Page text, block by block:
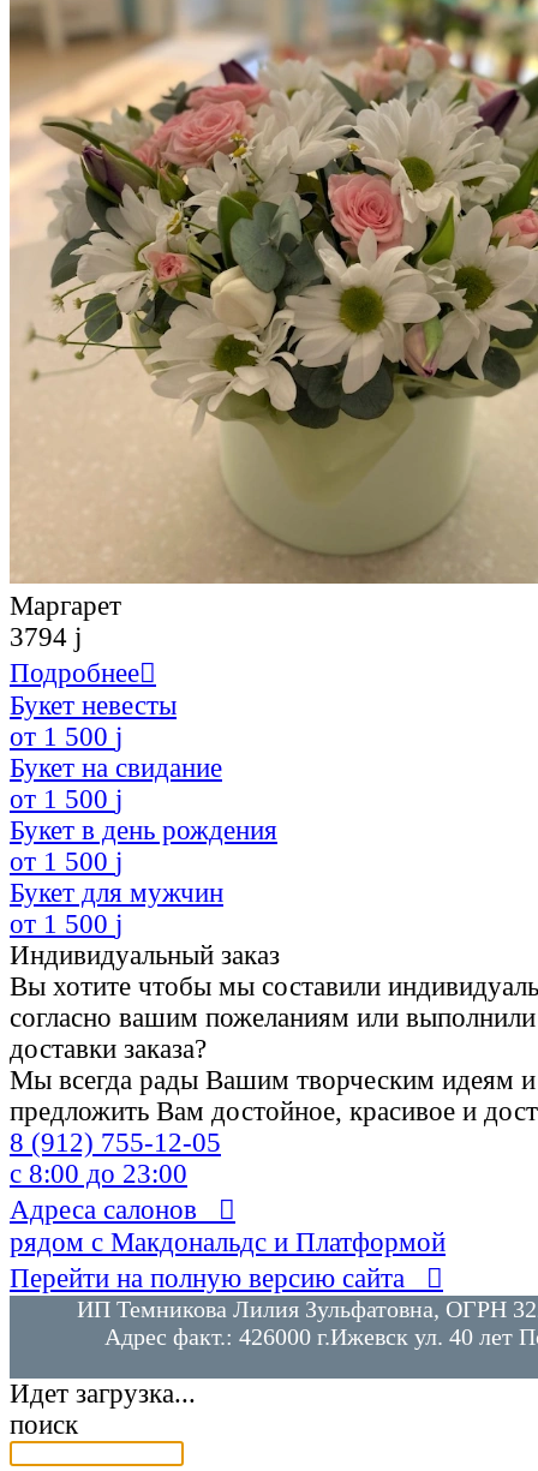
Маргарет
3794 j
Подробнее
Букет невесты
от 1 500 j
Букет на свидание
от 1 500 j
Букет в день рождения
от 1 500 j
Букет для мужчин
от 1 500 j
Индивидуальный заказ
Вы хотите чтобы мы составили
согласно вашим пожеланиям или
доставки заказа?
Мы всегда рады Вашим творческим идеям и
предложить Вам достойное, красивое и
8 (912) 755-12-05
с 8:00 до 23:00
Адреса салонов 
рядом с Макдональдс и Платформой
Перейти на полную версию сайта 
ИП Темникова Лилия Зульфатовна, ОГРН
Адрес факт.: 426000 г.Ижевск ул. 40 лет
Идет загрузка...
поиск